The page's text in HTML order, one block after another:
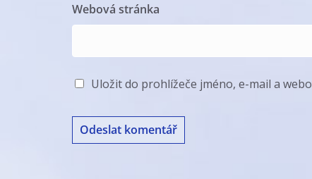
Webová stránka
Uložit do prohlížeče jméno, e-mail a